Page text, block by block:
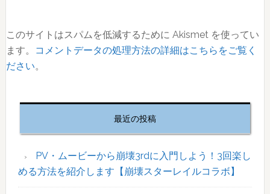
このサイトはスパムを低減するために Akismet を使ってい
ます。
コメントデータの処理方法の詳細はこちらをご覧く
ださい。
ド
バ
最近の投稿
PV・ムービーから崩壊3rdに入門しよう！3回楽し
める方法を紹介します【崩壊スターレイルコラボ】